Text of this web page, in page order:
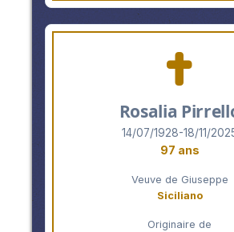
Rosalia
14/07/1928-18/11/
97 ans
Veuve de Giuseppe
Siciliano
Originaire de